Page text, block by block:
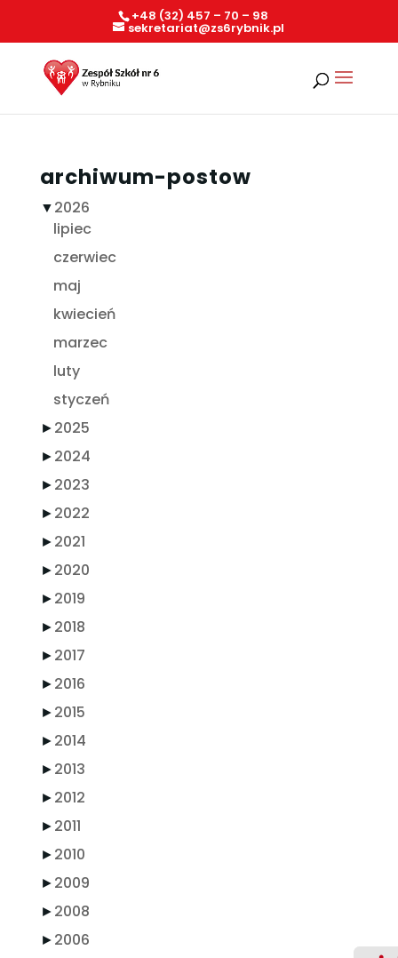
+48 (32) 457 – 70 – 98
sekretariat@zs6rybnik.pl
archiwum-postow
▼2026
lipiec
czerwiec
maj
kwiecień
marzec
luty
styczeń
►2025
►2024
►2023
►2022
►2021
►2020
►2019
►2018
►2017
►2016
►2015
►2014
►2013
►2012
►2011
►2010
►2009
►2008
►2006